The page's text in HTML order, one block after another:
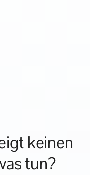
keinen
tun?